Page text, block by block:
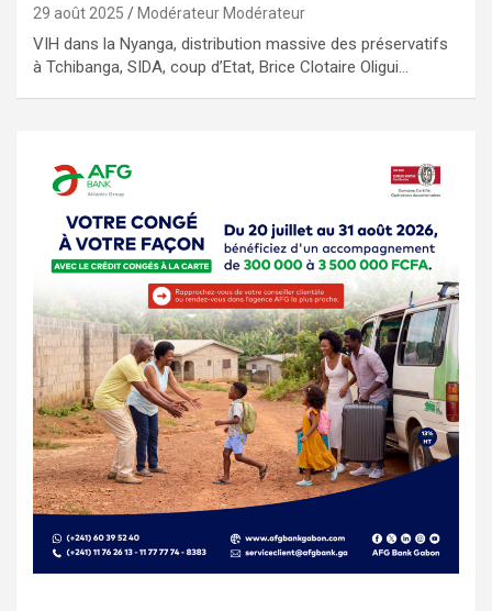
29 août 2025 Modérateur Modérateur
VIH dans la Nyanga, distribution massive des préservatifs
à Tchibanga, SIDA, coup d’Etat, Brice Clotaire Oligui…